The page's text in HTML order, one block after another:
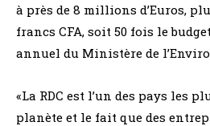
à près de 8 millions d’Euros,
francs CFA, soit 50 fois le
annuel du Ministère de
«La RDC est l’un des pays les
planète et le fait que des